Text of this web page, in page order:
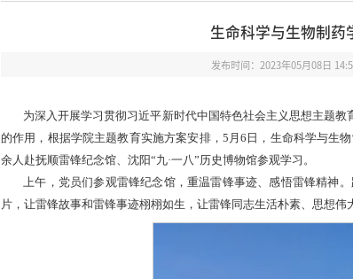
生命科学与生物制药
发布时间：2023年05月08日
为深入开展学习贯彻习近平新时代中国特色社会主义思想主题
的作用，根据学院主题教育实施方案安排，5月6日，生命科学与生
余人 赴抚顺雷锋纪念馆、沈阳“九·一八”历史博物馆参观学习。
上午，党员们参观雷锋纪念馆，重温雷锋事迹、感悟雷锋精神
片，让雷锋故事和雷锋事迹栩栩如生，让雷锋同志生活朴素、思想伟